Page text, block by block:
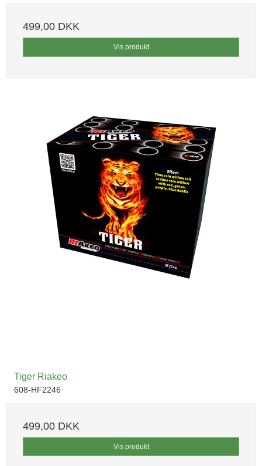
499,00 DKK
Vis produkt
Tiger Riakeo
608-HF2246
499,00 DKK
Vis produkt